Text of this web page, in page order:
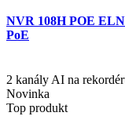
NVR 108H POE
PoE
2 kanály AI na
Novinka
Top produkt